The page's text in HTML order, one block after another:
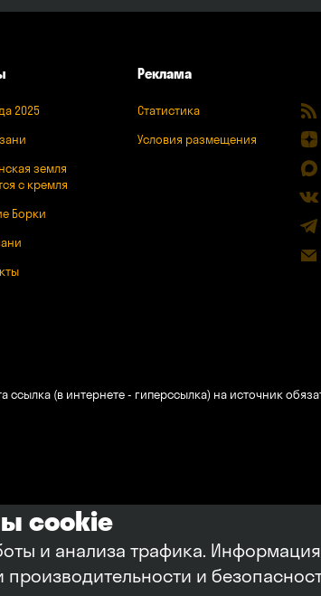
2025
земля
с кремля
Борки
Реклама
Статистика
Условия размещения
(в интернете - гиперссылка) на источник
cookie
и анализа трафика.
производительности и